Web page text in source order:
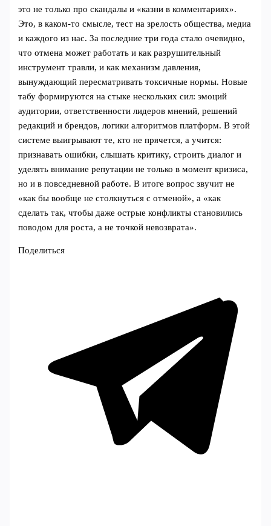
это не только про скандалы и «казни в комментариях».
Это, в каком-то смысле, тест на зрелость общества, медиа
и каждого из нас. За последние три года стало очевидно,
что отмена может работать и как разрушительный
инструмент травли, и как механизм давления,
вынуждающий пересматривать токсичные нормы. Новые
табу формируются на стыке нескольких сил: эмоций
аудитории, ответственности лидеров мнений, решений
редакций и брендов, логики алгоритмов платформ. В этой
системе выигрывают те, кто не прячется, а учится:
признавать ошибки, слышать критику, строить диалог и
уделять внимание репутации не только в момент кризиса,
но и в повседневной работе. В итоге вопрос звучит не
«как бы вообще не столкнуться с отменой», а «как
сделать так, чтобы даже острые конфликты становились
поводом для роста, а не точкой невозврата».
Поделиться